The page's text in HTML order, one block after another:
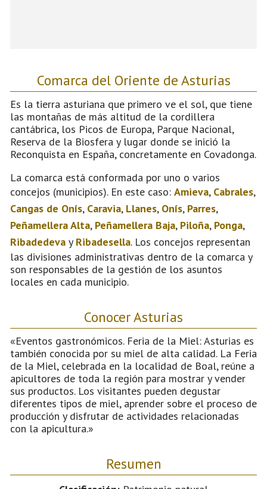
Comarca del Oriente de Asturias
Es la tierra asturiana que primero ve el sol, que tiene
las montañas de más altitud de la cordillera
cantábrica, los Picos de Europa, Parque Nacional,
Reserva de la Biosfera y lugar donde se inició la
Reconquista en España, concretamente en Covadonga.
La comarca está conformada por uno o varios
concejos (municipios). En este caso: Amieva, Cabrales,
Cangas de Onís, Caravia, Llanes, Onís, Parres,
Peñamellera Alta, Peñamellera Baja, Piloña, Ponga,
Ribadedeva y Ribadesella. Los concejos representan
las divisiones administrativas dentro de la comarca y
son responsables de la gestión de los asuntos
locales en cada municipio.
Conocer Asturias
«Eventos gastronómicos. Feria de la Miel: Asturias es
también conocida por su miel de alta calidad. La Feria
de la Miel, celebrada en la localidad de Boal, reúne a
apicultores de toda la región para mostrar y vender
sus productos. Los visitantes pueden degustar
diferentes tipos de miel, aprender sobre el proceso de
producción y disfrutar de actividades relacionadas
con la apicultura.»
Resumen